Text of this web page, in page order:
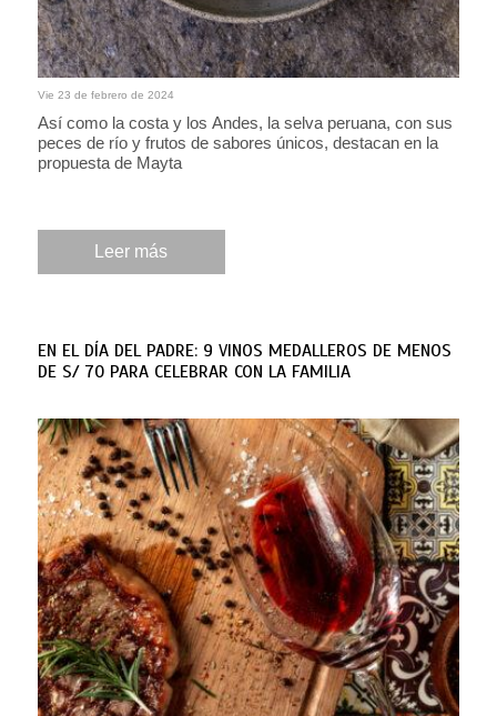
Vie 23 de febrero de 2024
Así como la costa y los Andes, la selva peruana, con sus
peces de río y frutos de sabores únicos, destacan en la
propuesta de Mayta
Leer más
EN EL DÍA DEL PADRE: 9 VINOS MEDALLEROS DE MENOS
DE S/ 70 PARA CELEBRAR CON LA FAMILIA